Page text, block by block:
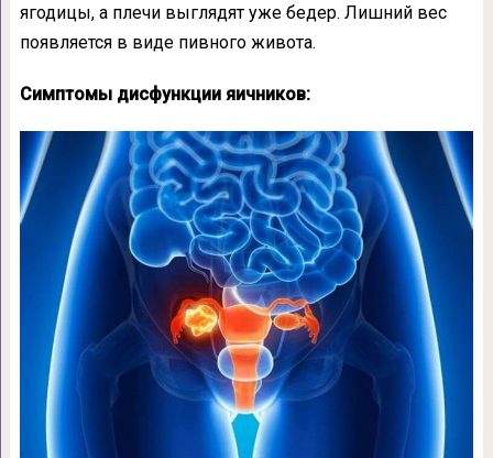
ягодицы, а плечи выглядят уже бедер. Лишний вес
появляется в виде пивного живота.
Симптомы дисфункции яичников: